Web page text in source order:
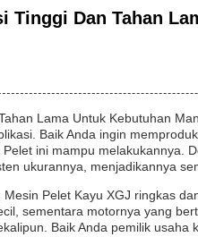
Tinggi Dan Tahan
Lama Untuk Kebutuhan
Baik Anda ingin
ini mampu melakukannya.
ukurannya, menjadikannya
Pelet Kayu XGJ ringkas
sementara motornya yang
Baik Anda pemilik